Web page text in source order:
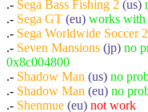
.- Sega Bass Fishing 2 (us)
.- Sega GT (eu) works
.- Sega Worldwide Soccer
.- Seven Mansions (jp) no
0x8c004800
.- Shadow Man (us) no
.- Shadow Man (eu) no
.- Shenmue (eu) not work